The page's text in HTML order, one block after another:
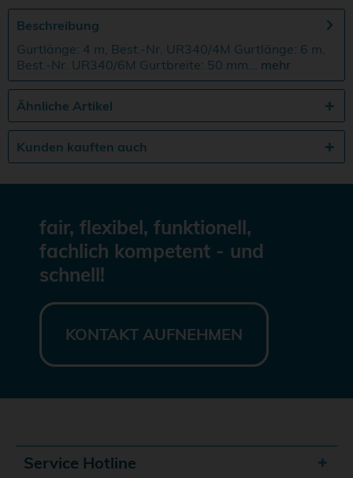
Beschreibung
Gurtlänge: 4 m, Best.-Nr. UR340/4M Gurtlänge: 6 m,
Best.-Nr. UR340/6M Gurtbreite: 50 mm... mehr
Ähnliche Artikel
Kunden kauften auch
fair, flexibel, funktionell,
fachlich kompetent - und
schnell!
KONTAKT AUFNEHMEN
Service Hotline